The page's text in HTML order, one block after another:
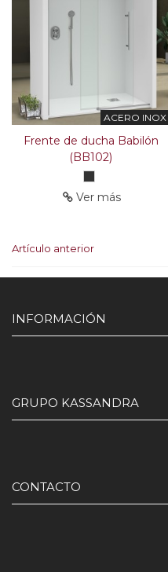
ACERO INOX
Frente de ducha Babilón
(BB102)
Cepillado
Ver más
Artículo anterior
INFORMACIÓN
GRUPO KASSANDRA
CONTACTO